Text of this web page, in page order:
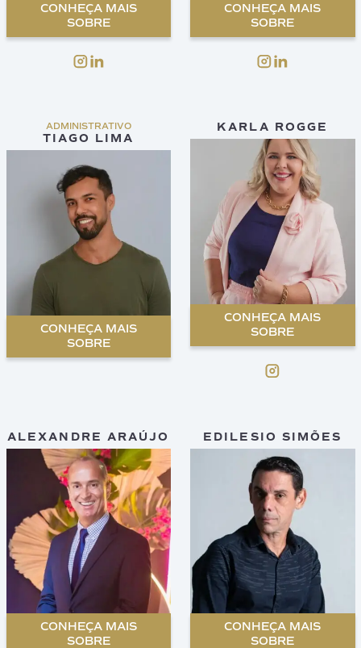
CONHEÇA MAIS
SOBRE
CONHEÇA MAIS
SOBRE
ADMINISTRATIVO
TIAGO LIMA
CONHEÇA MAIS
SOBRE
KARLA ROGGE
CONHEÇA MAIS
SOBRE
ALEXANDRE ARAÚJO
CONHEÇA MAIS
SOBRE
EDILESIO SIMÕES
CONHEÇA MAIS
SOBRE